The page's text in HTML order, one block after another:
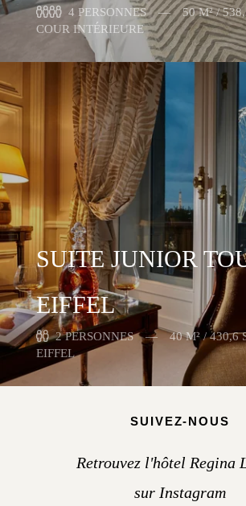
4 PERSONNES
50 M² /
COUR INTÉRIEURE
SUITE JUNIOR
EIFFEL
2 PERSONNES 40 M² / 430,6
EIFFEL
SUIVEZ-NOUS
Retrouvez l'hôtel Regina
sur Instagram